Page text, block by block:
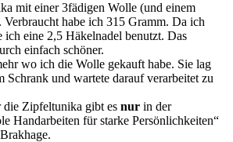
mit einer 3fädigen Wolle (und einem
habe ich 315 Gramm. Da ich
ich eine 2,5 Häkelnadel benutzt. Das
einfach schöner.
wo ich die Wolle gekauft habe. Sie lag
Schrank und wartete darauf verarbeitet zu
Zipfeltunika gibt es nur in der
Handarbeiten für starke Persönlichkeiten“